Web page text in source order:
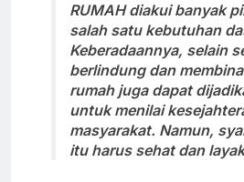
RUMAH diakui banyak
salah satu kebutuhan
Keberadaannya, selain
berlindung dan
rumah juga dapat
untuk menilai
masyarakat. Namun,
itu harus sehat dan